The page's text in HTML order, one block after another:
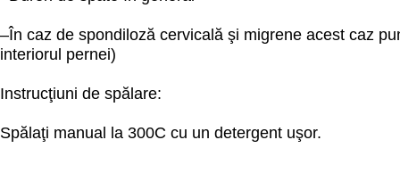
–În caz de spondiloză cervicală şi migrene acest caz
interiorul pernei)
Instrucţiuni de spălare:
Spălaţi manual la 300C cu un detergent uşor.